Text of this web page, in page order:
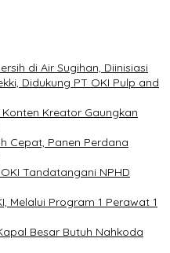
di Air Sugihan, Diinisiasi
Didukung PT OKI Pulp and
Kreator Gaungkan
Cepat, Panen Perdana
Tandatangani NPHD
Melalui Program 1 Perawat 1
Besar Butuh Nahkoda